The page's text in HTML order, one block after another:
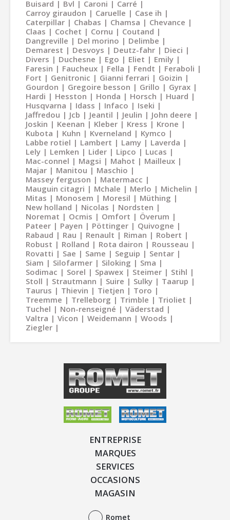
Buisard
Bvl Caroni
Carré
Carroy giraudon
Caruelle
Case ih
Caterpillar
Chabas Chamsa
Chevance
Claas
Cochet Cornu
Coutand
Dangreville
Del morino
Delimbe
Demarest
Desvoys Deutz-fahr
Dieci
Divers
Duchesne Ego Eliet
Emily
Faresin
Faucheux Fella Fendt
Feraboli
Fort
Genitronic Gianni ferrari
Goizin
Gourdon
Gregoire besson Grillo
Gyrax
Hardi
Hesston Honda Horsch
Huard
Husqvarna
Idass Infaco
Iseki
Jaffredou
Jcb Jeantil Jeulin
John deere
Joskin
Keenan Kleber Kress
Krone
Kubota
Kuhn Kverneland
Kymco
Labbe rotiel
Lambert Lamy
Laverda
Lely
Lemken Lider Lipco
Lucas
Mac-connel
Magsi Mahot
Mailleux
Majar
Manitou
Maschio
Massey ferguson
Matermacc
Mauguin citagri
Mchale Merlo
Michelin
Mitas
Monosem Moresil
Müthing
New holland
Nicolas
Nordsten
Noremat
Ocmis Omfort
Överum
Pateer
Payen Pöttinger
Quivogne
Rabaud
Rau Renault Riman
Robert
Robust
Rolland Rota dairon
Rousseau
Rovatti
Sae Same Seguip
Sentar
Siam
Silofarmer Siloking
Sma
Sodimac
Sorel Spawex Steimer
Stihl
Stoll
Strautmann Suire Sulky
Taarup
Taurus
Thievin Tietjen
Toro
Treemme
Trelleborg Trimble
Trioliet
Tuchel
Non-renseigné
Väderstad
Valtra
Vicon Weidemann
Woods
Ziegler
ENTREPRISE
MARQUES
SERVICES
OCCASIONS
MAGASIN
Romet